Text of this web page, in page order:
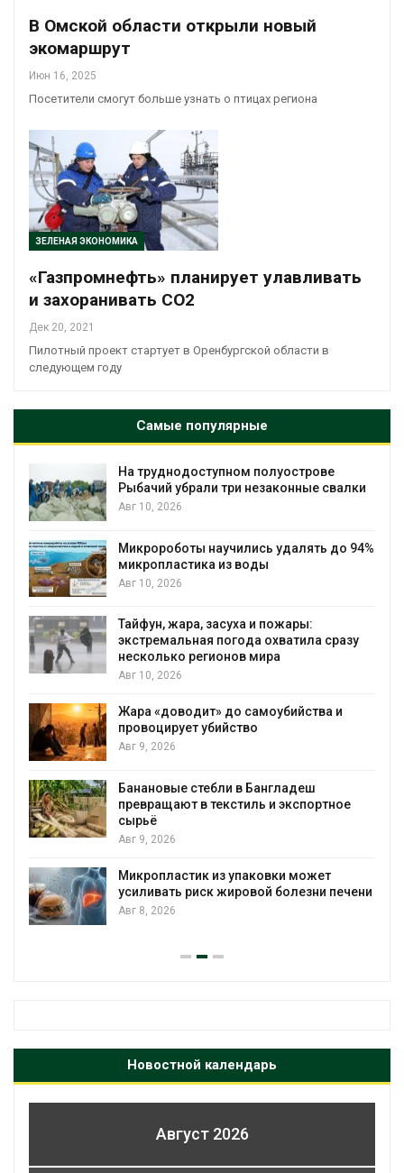
В Омской области открыли новый
экомаршрут
Июн 16, 2025
Посетители смогут больше узнать о птицах региона
ЗЕЛЕНАЯ ЭКОНОМИКА
«Газпромнефть» планирует улавливать
и захоранивать СО2
Дек 20, 2021
Пилотный проект стартует в Оренбургской области в
следующем году
Самые популярные
На труднодоступном полуострове
Рыбачий убрали три незаконные свалки
Авг 10, 2026
Микророботы научились удалять до 94%
микропластика из воды
Авг 10, 2026
Тайфун, жара, засуха и пожары:
экстремальная погода охватила сразу
несколько регионов мира
Авг 10, 2026
Жара «доводит» до самоубийства и
провоцирует убийство
Авг 9, 2026
Банановые стебли в Бангладеш
превращают в текстиль и экспортное
сырьё
Авг 9, 2026
Микропластик из упаковки может
усиливать риск жировой болезни печени
Авг 8, 2026
Новостной календарь
Август 2026